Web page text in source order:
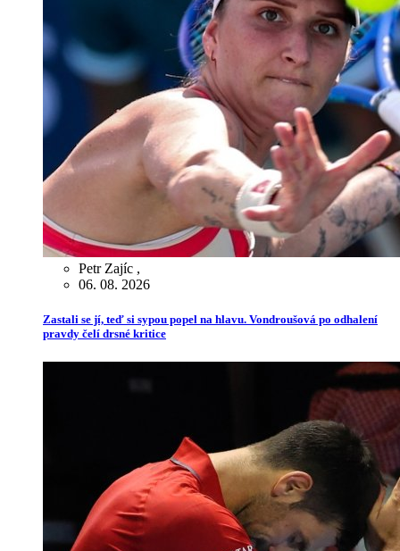
Petr Zajíc ,
06. 08. 2026
Zastali se jí, teď si sypou popel na hlavu. Vondroušová po odhalení
pravdy čelí drsné kritice